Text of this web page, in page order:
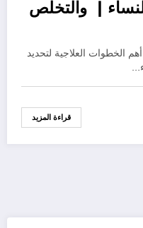
| والتخلص
الخطوات العلاجية لتحديد
قراءة المزيد